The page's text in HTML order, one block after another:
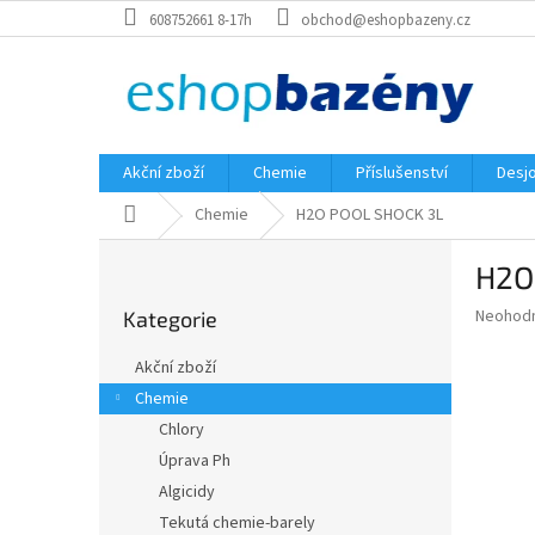
na
608752661 8-17h obchod@eshopbazeny.cz
Akční zboží Chemie Příslušenství
Domů Chemie H2O POOL SHOCK 3L
a
n
kategorie
Kategorie
Akční zboží
Chemie
Chlory
Úprava Ph
Algicidy
Tekutá chemie-barely